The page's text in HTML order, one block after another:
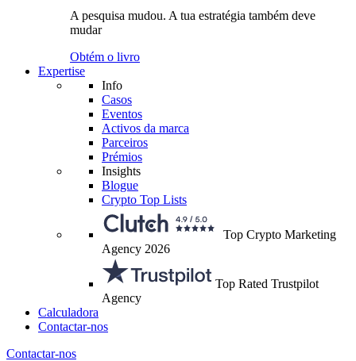
A pesquisa mudou. A tua estratégia também deve
mudar
Obtém o livro
Expertise
Info
Casos
Eventos
Activos da marca
Parceiros
Prémios
Insights
Blogue
Crypto Top Lists
Top Crypto Marketing
Agency 2026
Top Rated Trustpilot
Agency
Calculadora
Contactar-nos
Contactar-nos